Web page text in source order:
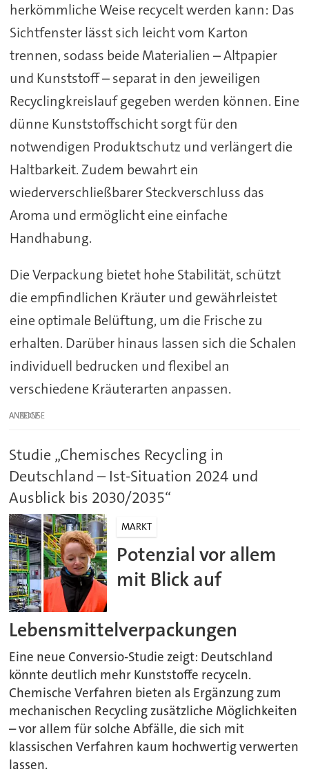
herkömmliche Weise recycelt werden kann: Das
Sichtfenster lässt sich leicht vom Karton
trennen, sodass beide Materialien – Altpapier
und Kunststoff – separat in den jeweiligen
Recyclingkreislauf gegeben werden können. Eine
dünne Kunststoffschicht sorgt für den
notwendigen Produktschutz und verlängert die
Haltbarkeit. Zudem bewahrt ein
wiederverschließbarer Steckverschluss das
Aroma und ermöglicht eine einfache
Handhabung.
Die Verpackung bietet hohe Stabilität, schützt
die empfindlichen Kräuter und gewährleistet
eine optimale Belüftung, um die Frische zu
erhalten. Darüber hinaus lassen sich die Schalen
individuell bedrucken und flexibel an
verschiedene Kräuterarten anpassen.
ANZEIGE
Studie „Chemisches Recycling in
Deutschland – Ist-Situation 2024 und
Ausblick bis 2030/2035“
MARKT
Potenzial vor allem
mit Blick auf
Lebensmittelverpackungen
Eine neue Conversio-Studie zeigt: Deutschland
könnte deutlich mehr Kunststoffe recyceln.
Chemische Verfahren bieten als Ergänzung zum
mechanischen Recycling zusätzliche Möglichkeiten
– vor allem für solche Abfälle, die sich mit
klassischen Verfahren kaum hochwertig verwerten
lassen.